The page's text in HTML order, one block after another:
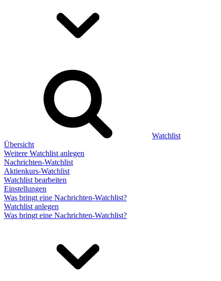
Watchlist
Übersicht
Weitere Watchlist anlegen
Nachrichten-Watchlist
Aktienkurs-Watchlist
Watchlist bearbeiten
Einstellungen
Was bringt eine Nachrichten-Watchlist?
Watchlist anlegen
Was bringt eine Nachrichten-Watchlist?